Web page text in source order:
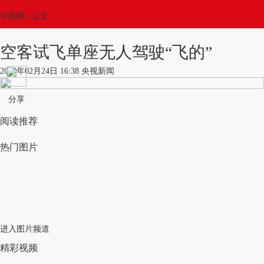
中新网 • 正文
空客试飞单座无人驾驶“飞的”
2018年02月24日 16:38 央视新闻
分享
阅读推荐
热门图片
进入图片频道
精彩视频